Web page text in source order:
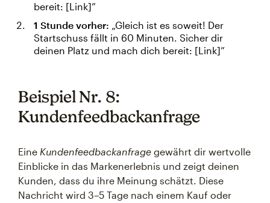
bereit: [Link]”
1 Stunde vorher: „Gleich ist es soweit! Der
Startschuss fällt in 60 Minuten. Sicher dir
deinen Platz und mach dich bereit: [Link]”
Beispiel Nr. 8:
Kundenfeedbackanfrage
Eine Kundenfeedbackanfrage gewährt dir wertvolle
Einblicke in das Markenerlebnis und zeigt deinen
Kunden, dass du ihre Meinung schätzt. Diese
Nachricht wird 3–5 Tage nach einem Kauf oder